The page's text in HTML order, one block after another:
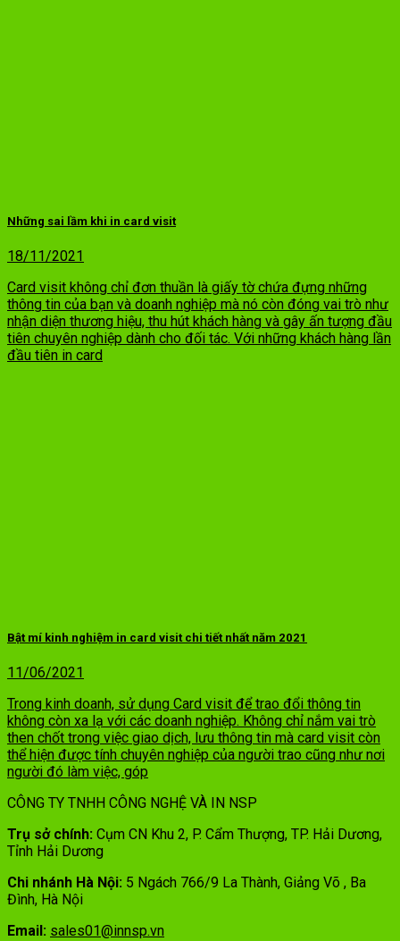
Những sai lầm khi in card visit
18/11/2021
Card visit không chỉ đơn thuần là giấy tờ chứa đựng những
thông tin của bạn và doanh nghiệp mà nó còn đóng vai trò như
nhận diện thương hiệu, thu hút khách hàng và gây ấn tượng đầu
tiên chuyên nghiệp dành cho đối tác. Với những khách hàng lần
đầu tiên in card
Bật mí kinh nghiệm in card visit chi tiết nhất năm 2021
11/06/2021
Trong kinh doanh, sử dụng Card visit để trao đổi thông tin
không còn xa lạ với các doanh nghiệp. Không chỉ nắm vai trò
then chốt trong việc giao dịch, lưu thông tin mà card visit còn
thể hiện được tính chuyên nghiệp của người trao cũng như nơi
người đó làm việc, góp
CÔNG TY TNHH CÔNG NGHỆ VÀ IN NSP
Trụ sở chính: Cụm CN Khu 2, P. Cẩm Thượng, TP. Hải Dương,
Tỉnh Hải Dương
Chi nhánh Hà Nội: 5 Ngách 766/9 La Thành, Giảng Võ , Ba
Đình, Hà Nội
Email: sales01@innsp.vn